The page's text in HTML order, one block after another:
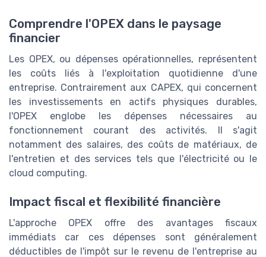
Comprendre l'OPEX dans le paysage
financier
Les OPEX, ou dépenses opérationnelles, représentent
les coûts liés à l'exploitation quotidienne d'une
entreprise. Contrairement aux CAPEX, qui concernent
les investissements en actifs physiques durables,
l'OPEX englobe les dépenses nécessaires au
fonctionnement courant des activités. Il s'agit
notamment des salaires, des coûts de matériaux, de
l'entretien et des services tels que l'électricité ou le
cloud computing.
Impact fiscal et flexibilité financière
L'approche OPEX offre des avantages fiscaux
immédiats car ces dépenses sont généralement
déductibles de l'impôt sur le revenu de l'entreprise au